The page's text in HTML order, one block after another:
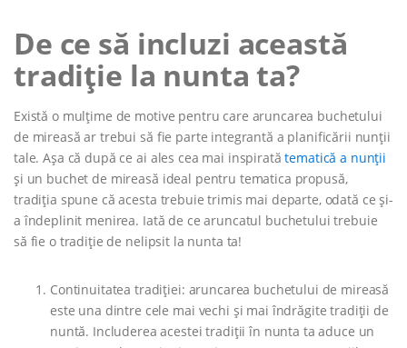
De ce să incluzi această
tradiție la nunta ta?
Există o mulțime de motive pentru care aruncarea buchetului
de mireasă ar trebui să fie parte integrantă a planificării nunții
tale. Așa că după ce ai ales cea mai inspiratătematică a nunții
și un buchet de mireasă ideal pentru tematica propusă,
tradiția spune că acesta trebuie trimis mai departe, odată ce și-
a îndeplinit menirea. Iată de ce aruncatul buchetului trebuie
să fie o tradiție de nelipsit la nunta ta!
Continuitatea tradiției: aruncarea buchetului de mireasă
este una dintre cele mai vechi și mai îndrăgite tradiții de
nuntă. Includerea acestei tradiții în nunta ta aduce un